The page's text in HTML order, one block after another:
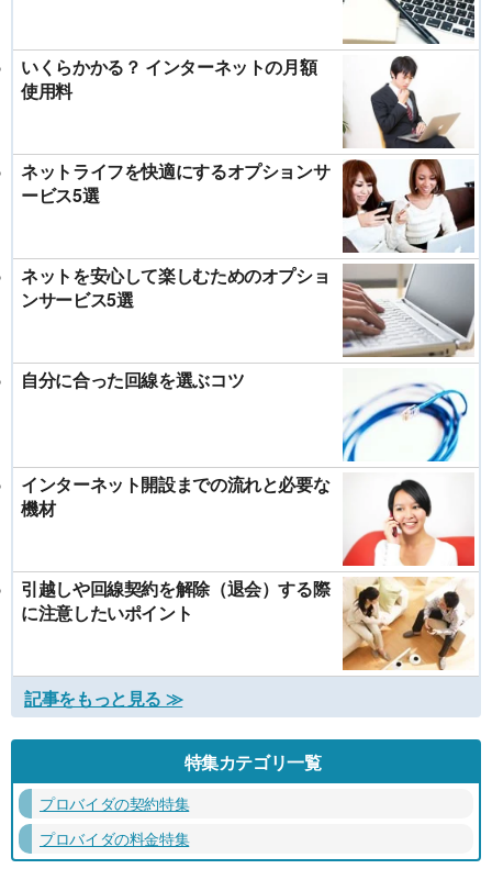
いくらかかる？ インターネットの月額
使用料
ネットライフを快適にするオプションサ
ービス5選
ネットを安心して楽しむためのオプショ
ンサービス5選
自分に合った回線を選ぶコツ
インターネット開設までの流れと必要な
機材
引越しや回線契約を解除（退会）する際
に注意したいポイント
記事をもっと見る ≫
特集カテゴリ一覧
プロバイダの契約特集
プロバイダの料金特集